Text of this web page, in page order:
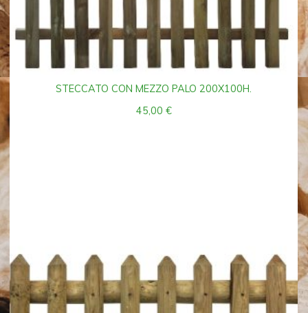
STECCATO CON MEZZO PALO 200X100H.
45,00 €